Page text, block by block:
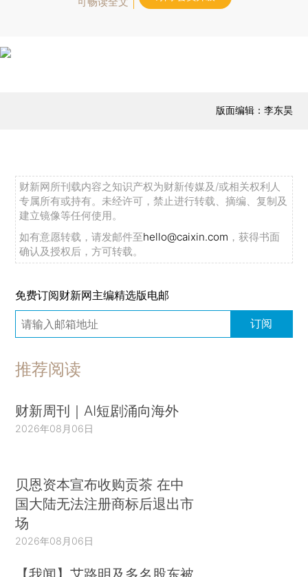
版面编辑：李东昊
财新网所刊载内容之知识产权为财新传媒及/或相关权利人
专属所有或持有。未经许可，禁止进行转载、摘编、复制及
建立镜像等任何使用。
如有意愿转载，请发邮件至hello@caixin.com ，获得书面
确认及授权后，方可转载。
免费订阅财新网主编精选版电邮
订阅
推荐阅读
财新周刊｜AI短剧涌向海外
2026年08月06日
贝恩资本宣布收购贡茶 在中
国大陆无法注册商标后退出市
场
2026年08月06日